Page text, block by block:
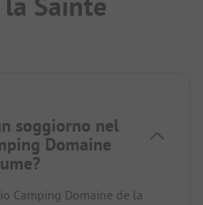
soggiorno nel
Domaine
Camping Domaine de la